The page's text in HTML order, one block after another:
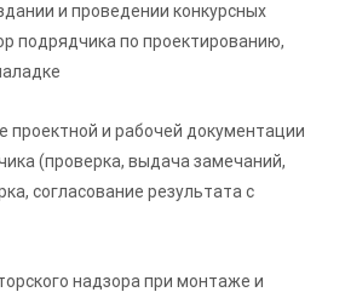
и проведении конкурсных
подрядчика по проектированию,
проектной и рабочей документации
(проверка, выдача замечаний,
согласование результата с
надзора при монтаже и